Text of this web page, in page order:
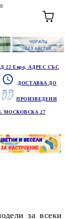
Евро, АДРЕС СЪС
ДОСТАВКА ДО
ПРОИЗВЕДЕНИ
МОСКОВСКА 27
за всеки